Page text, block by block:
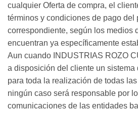
cualquier Oferta de compra, el
términos y condiciones de pago del
correspondiente, según los medios
encuentran ya específicamente
Aun cuando INDUSTRIAS ROZO
a disposición del cliente un sistema
para toda la realización de todas
ningún caso será responsable por
comunicaciones de las entidades